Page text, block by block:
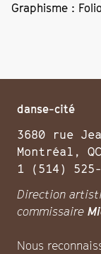
Graphisme :
danse-cité
3680 rue
Montréal,
1 (514) 525-
Direction
commissaire
Nous